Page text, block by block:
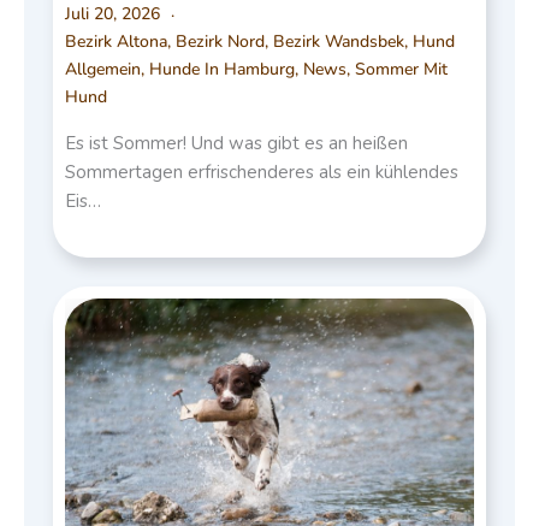
Juli 20, 2026
Bezirk Altona, Bezirk Nord, Bezirk Wandsbek, Hund
Allgemein, Hunde In Hamburg, News, Sommer Mit
Hund
Es ist Sommer! Und was gibt es an heißen
Sommertagen erfrischenderes als ein kühlendes
Eis…